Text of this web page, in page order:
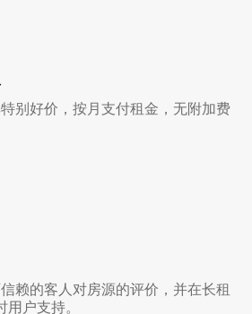
别好价，按月支付租金，无附加费
赖的客人对房源的评价，并在长租
户支持。